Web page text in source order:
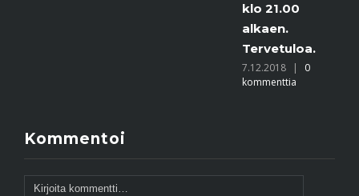
klo 21.00
alkaen.
Tervetuloa.
| 0
kommenttia
Kommentoi
Kommentti